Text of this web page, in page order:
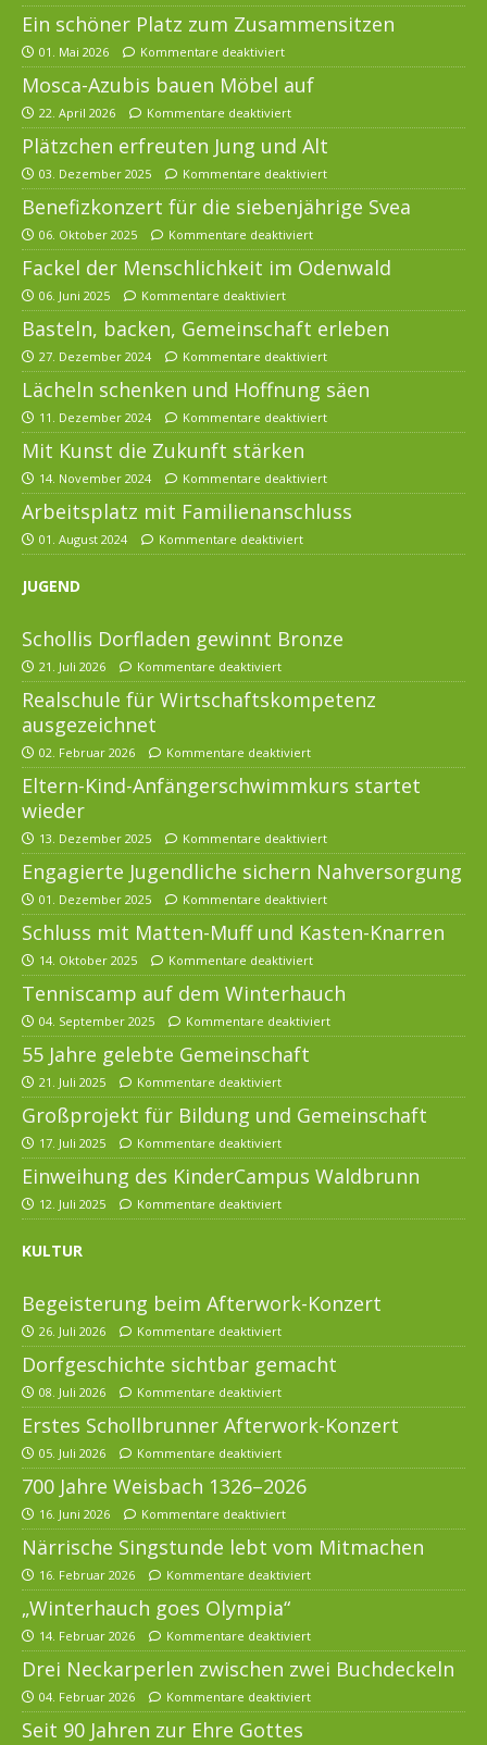
Ein schöner Platz zum Zusammensitzen
01. Mai 2026 Kommentare deaktiviert
Mosca-Azubis bauen Möbel auf
22. April 2026 Kommentare deaktiviert
Plätzchen erfreuten Jung und Alt
03. Dezember 2025 Kommentare deaktiviert
Benefizkonzert für die siebenjährige Svea
06. Oktober 2025 Kommentare deaktiviert
Fackel der Menschlichkeit im Odenwald
06. Juni 2025 Kommentare deaktiviert
Basteln, backen, Gemeinschaft erleben
27. Dezember 2024 Kommentare deaktiviert
Lächeln schenken und Hoffnung säen
11. Dezember 2024 Kommentare deaktiviert
Mit Kunst die Zukunft stärken
14. November 2024 Kommentare deaktiviert
Arbeitsplatz mit Familienanschluss
01. August 2024 Kommentare deaktiviert
JUGEND
Schollis Dorfladen gewinnt Bronze
21. Juli 2026 Kommentare deaktiviert
Realschule für Wirtschaftskompetenz
ausgezeichnet
02. Februar 2026 Kommentare deaktiviert
Eltern-Kind-Anfängerschwimmkurs startet
wieder
13. Dezember 2025 Kommentare deaktiviert
Engagierte Jugendliche sichern Nahversorgung
01. Dezember 2025 Kommentare deaktiviert
Schluss mit Matten-Muff und Kasten-Knarren
14. Oktober 2025 Kommentare deaktiviert
Tenniscamp auf dem Winterhauch
04. September 2025 Kommentare deaktiviert
55 Jahre gelebte Gemeinschaft
21. Juli 2025 Kommentare deaktiviert
Großprojekt für Bildung und Gemeinschaft
17. Juli 2025 Kommentare deaktiviert
Einweihung des KinderCampus Waldbrunn
12. Juli 2025 Kommentare deaktiviert
KULTUR
Begeisterung beim Afterwork-Konzert
26. Juli 2026 Kommentare deaktiviert
Dorfgeschichte sichtbar gemacht
08. Juli 2026 Kommentare deaktiviert
Erstes Schollbrunner Afterwork-Konzert
05. Juli 2026 Kommentare deaktiviert
700 Jahre Weisbach 1326–2026
16. Juni 2026 Kommentare deaktiviert
Närrische Singstunde lebt vom Mitmachen
16. Februar 2026 Kommentare deaktiviert
„Winterhauch goes Olympia“
14. Februar 2026 Kommentare deaktiviert
Drei Neckarperlen zwischen zwei Buchdeckeln
04. Februar 2026 Kommentare deaktiviert
Seit 90 Jahren zur Ehre Gottes